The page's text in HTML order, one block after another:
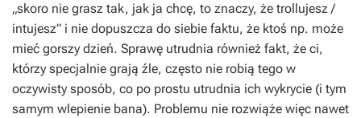
„skoro nie grasz tak, jak ja chcę, to znaczy, że trollujesz /
intujesz” i nie dopuszcza do siebie faktu, że ktoś np. może
mieć gorszy dzień. Sprawę utrudnia również fakt, że ci,
którzy specjalnie grają źle, często nie robią tego w
oczywisty sposób, co po prostu utrudnia ich wykrycie (i tym
samym wlepienie bana). Problemu nie rozwiąże więc nawet